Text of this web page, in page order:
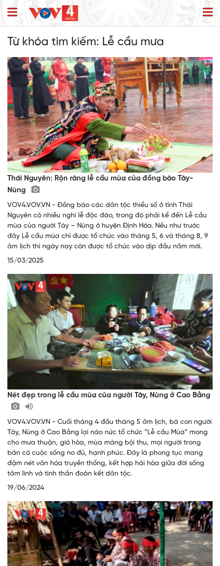
Từ khóa tìm kiếm: Lễ cầu mưa
Thái Nguyên: Rộn ràng lễ cầu mùa của đồng bào Tày-
Nùng
VOV4.VOV.VN - Đồng bào các dân tộc thiểu số ở tỉnh Thái
Nguyên có nhiều nghi lễ độc đáo, trong đó phải kể đến Lễ cầu
mùa của người Tày – Nùng ở huyện Định Hóa. Nếu như trước
đây Lễ cầu mùa chỉ được tổ chức vào tháng 5, 6 và tháng 8, 9
âm lịch thì ngày nay còn được tổ chức vào dịp đầu năm mới.
15/03/2025
Nét đẹp trong lễ cầu mùa của người Tày, Nùng ở Cao Bằng
VOV4.VOV.VN - Cuối tháng 4 đầu tháng 5 âm lịch, bà con người
Tày, Nùng ở Cao Bằng lại náo nức tổ chức “Lễ cầu Mùa” mong
cho mưa thuận, gió hòa, mùa màng bội thu, mọi người trong
bản có cuộc sống no đủ, hạnh phúc. Đây là phong tục mang
đậm nét văn hóa truyền thống, kết hợp hài hòa giữa đời sống
tâm linh và tinh thần đoàn kết dân tộc.
19/06/2024